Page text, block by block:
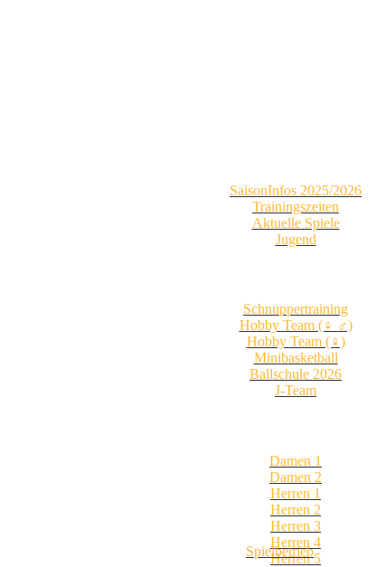
SaisonInfos 2025/2026
Trainingszeiten
Aktuelle Spiele
Jugend
Schnuppertraining
Hobby Team (♀ ♂)
Hobby Team (♀)
Minibasketball
Ballschule 2026
J-Team
Damen 1
Damen 2
Herren 1
Herren 2
Herren 3
Herren 4
Herren 5
Spielbetrieb